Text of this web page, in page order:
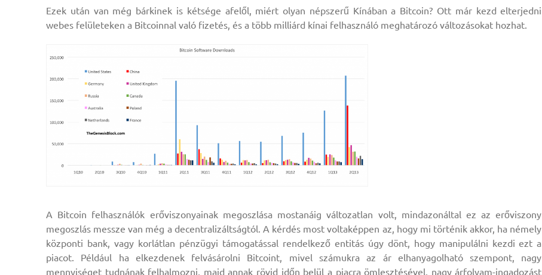
Ezek után van még bárkinek is kétsége afelől, miért olyan népszerű Kínában a Bitcoin? Ott már kezd elterjedni
webes felületeken a Bitcoinnal való fizetés, és a több milliárd kínai felhasználó meghatározó változásokat hozhat.
A Bitcoin felhasználók erőviszonyainak megoszlása mostanáig változatlan volt, mindazonáltal ez az erőviszony
megoszlás messze van még a decentralizáltságtól. A kérdés most voltaképpen az, hogy mi történik akkor, ha némely
központi bank, vagy korlátlan pénzügyi támogatással rendelkező entitás úgy dönt, hogy manipulálni kezdi ezt a
piacot. Például ha elkezdenek felvásárolni Bitcoint, mivel számukra az ár elhanyagolható szempont, nagy
mennyiséget tudnának felhalmozni, majd annak rövid időn belül a piacra ömlesztésével, nagy árfolyam-ingadozást